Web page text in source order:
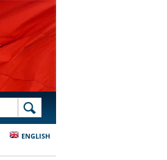
TÌM KIẾM
ENGLISH